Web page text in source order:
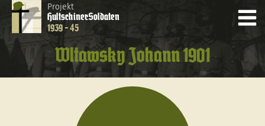
Projekt
HultschinerSoldaten
1939 - 45
Wltawsky Johann 1901